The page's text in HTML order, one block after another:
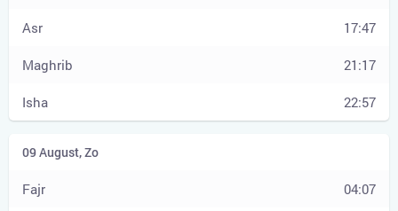
17:47
21:17
22:57
04:07